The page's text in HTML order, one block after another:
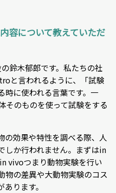
容について教えていただ
鈴木郁郎です。私たちの社
と言われるように、「試験
時に使われる言葉です。一
のものを使って試験をする
の効果や特性を調べる際、人
しか行われません。まずはin
vivoつまり動物実験を行い
物の差異や大動物実験のコス
ります。